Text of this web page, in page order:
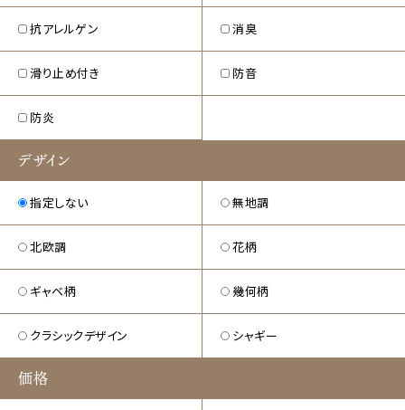
抗アレルゲン 消臭
滑り止め付き 防音
防炎
デザイン
指定しない 無地調
北欧調 花柄
ギャベ柄 幾何柄
クラシックデザイン シャギー
価格